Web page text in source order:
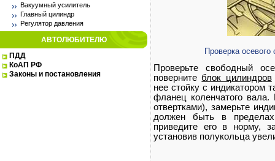
Вакуумный усилитель
Главный цилиндр
Регулятор давления
АВТОЛЮБИТЕЛЮ
ПДД
КоАП РФ
Законы и постановления
Проверка осевого
Проверьте свободный
повернитеблок цилиндров
нее стойку с индикатором
фланец коленчатого
отвертками), замерьте
должен быть в
приведите его в норму,
установив полукольца